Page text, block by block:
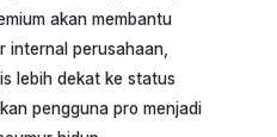
akan membantu
internal perusahaan,
lebih dekat ke status
pengguna pro menjadi